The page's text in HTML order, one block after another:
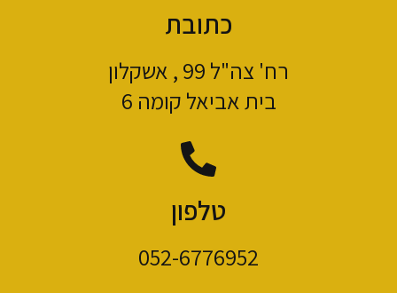
כתובת
רח' צה"ל 99 , אשקלון
בית אביאל קומה 6
טלפון
052-6776952